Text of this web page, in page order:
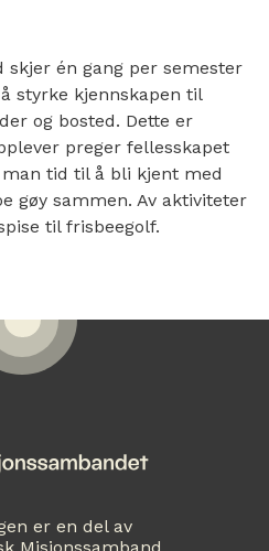
skjer én gang per semester
styrke kjennskapen til
og bosted. Dette er
preger fellesskapet
tid til å bli kjent med
gøy sammen. Av aktiviteter
til frisbeegolf.
er en del av